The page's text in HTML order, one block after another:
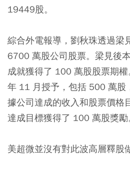
19449股。
綜合外電報導，劉秋珠透過梁
6700 萬股公司股票。梁見後
成就獲得了 100 萬股股票期
年 11 月授予，包括 500 萬股
據公司達成的收入和股票價格
達成目標獲得了 100 萬股獎勵
美超微並沒有對此波高層釋股